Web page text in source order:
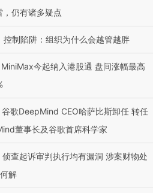
，仍有诸多疑点
控制陷阱：组织为什么会越管越胖
MiniMax今起纳入港股通 盘间涨幅最高
谷歌DeepMind CEO哈萨比斯卸任 转任
董事长及谷歌首席科学家
侦查起诉审判执行均有漏洞 涉案财物处
解